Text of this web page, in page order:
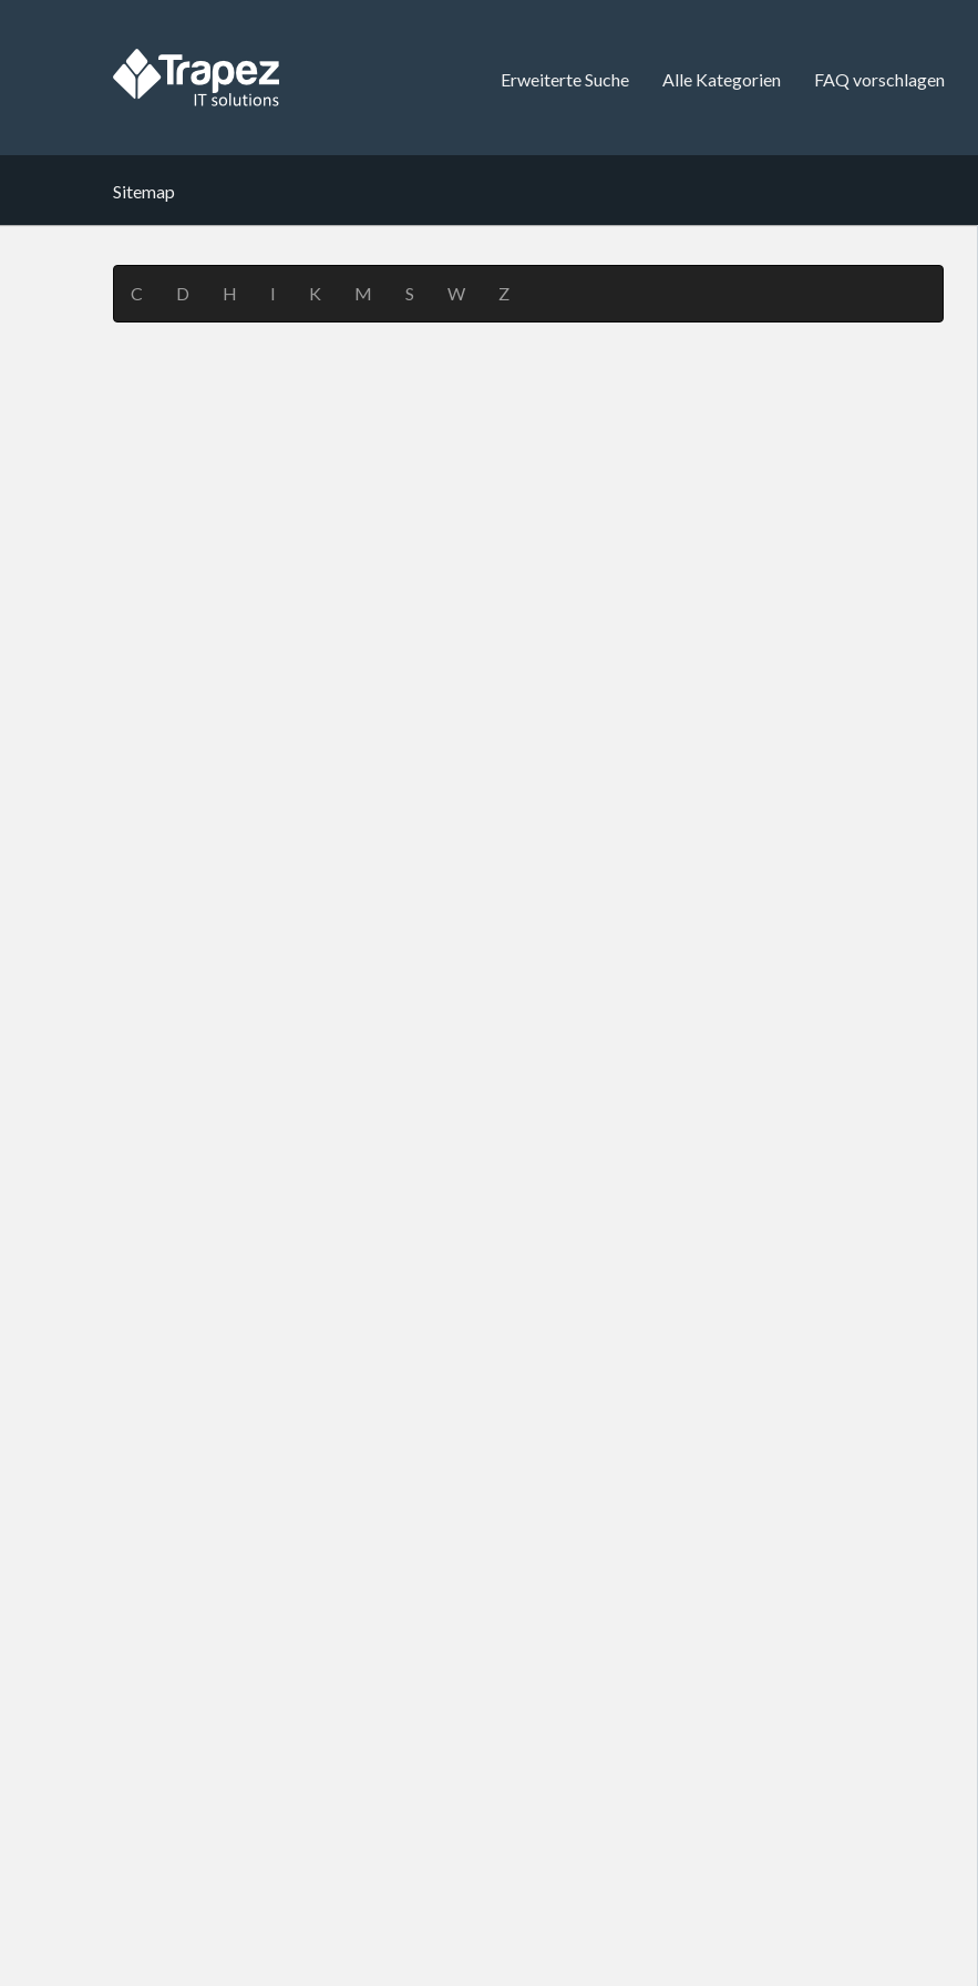
Erweiterte Suche Alle Kategorien FAQ vorschlagen
Sitemap
C D H I K M S W Z